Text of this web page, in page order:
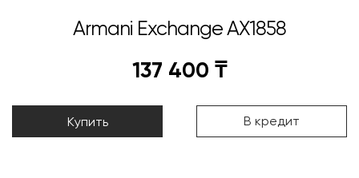
Armani Exchange AX1858
137 400 ₸
Купить В кредит